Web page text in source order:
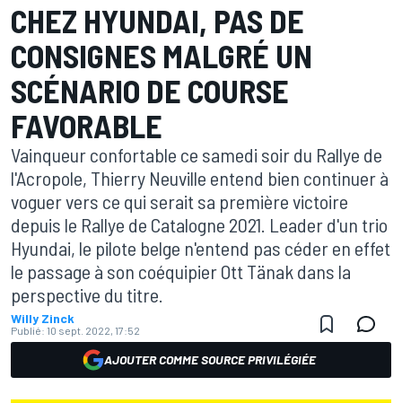
CHEZ HYUNDAI, PAS DE
CONSIGNES MALGRÉ UN
SCÉNARIO DE COURSE
FAVORABLE
Vainqueur confortable ce samedi soir du Rallye de
l'Acropole, Thierry Neuville entend bien continuer à
voguer vers ce qui serait sa première victoire
depuis le Rallye de Catalogne 2021. Leader d'un trio
Hyundai, le pilote belge n'entend pas céder en effet
le passage à son coéquipier Ott Tänak dans la
perspective du titre.
Willy Zinck
Publié: 10 sept. 2022, 17:52
AJOUTER COMME SOURCE PRIVILÉGIÉE